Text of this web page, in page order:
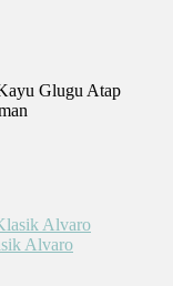
Glugu Atap
Alvaro